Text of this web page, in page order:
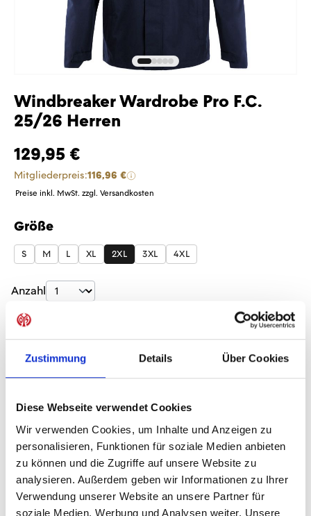
Zustimmung Details Über Cookies
Diese Webseite verwendet Cookies
Wir verwenden Cookies, um Inhalte und Anzeigen zu
personalisieren, Funktionen für soziale Medien anbieten
zu können und die Zugriffe auf unsere Website zu
analysieren. Außerdem geben wir Informationen zu Ihrer
Verwendung unserer Website an unsere Partner für
soziale Medien, Werbung und Analysen weiter. Unsere
Windbreaker Wardrobe Pro F.C.
25/26 Herren
129,95 €
Mitgliederpreis:116,96 €
Preise inkl. MwSt. zzgl. Versandkosten
Größe
auswählen
S M L XL 2XL 3XL 4XL
Produkt Anzahl: Gib den gewünschten
Anzahl
Sofort verfügbar, Lieferzeit: 5-7 Tage
Produktdetails